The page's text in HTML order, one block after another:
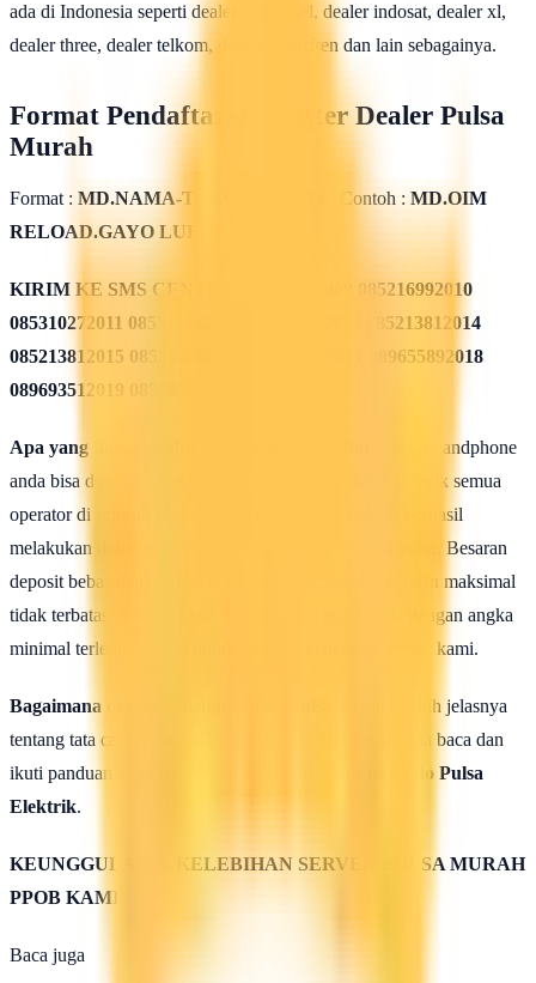
ada di Indonesia seperti dealer telkomsel, dealer indosat, dealer xl,
dealer three, dealer telkom, dealer smartfren dan lain sebagainya.
Format Pendaftaran Master Dealer Pulsa
Murah
Format : MD.NAMA-TOKO.PROPINSI Contoh : MD.OIM
RELOAD.GAYO LUES
KIRIM KE SMS CENTER
085311562009 085216992010
085310272011 085311432012 085213782013 085213812014
085213812015 085215082016 085819962017 089655892018
089693512019 08568582020
Apa yang harus dilakukan seusai Mendaftar ?
Agar handphone
anda bisa dipakai untuk melakukan isi ulang pulsa elektrik semua
operator di seluruh wilayah Indonesia, maka setelah berhasil
melakukan daftar anda harus mengisi saldo deposit pulsa. Besaran
deposit bebas dengan ketentuan minimal 50rb rupiah dan maksimal
tidak terbatas. Anda bisa isi deposit saldo pulsa anda dengan angka
minimal terlebih dahulu untuk uji coba kehebatan server kami.
Bagaimana caranya mengisi saldo pulsa ?
Untuk lebih jelasnya
tentang tata cara isi saldo deposit pulsa ini silahkan anda baca dan
ikuti panduan yang terdapat di halaman :
Cara isi Saldo Pulsa
Elektrik.
KEUNGGULAN & KELEBIHAN SERVER PULSA MURAH
PPOB KAMI
Baca juga